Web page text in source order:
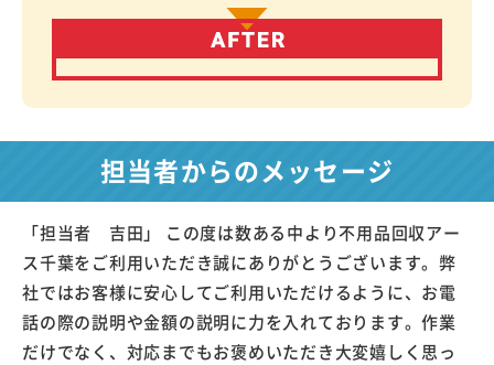
担当者からのメッセージ
「担当者 吉田」 この度は数ある中より不用品回収アー
ス千葉をご利用いただき誠にありがとうございます。弊
社ではお客様に安心してご利用いただけるように、お電
話の際の説明や金額の説明に力を入れております。作業
だけでなく、対応までもお褒めいただき大変嬉しく思っ